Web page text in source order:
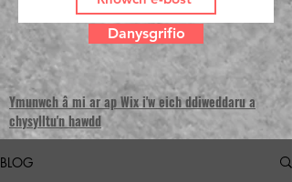
Danysgrifio
Ymunwch â mi ar ap Wix i'w eich ddiweddaru a
chysylltu'n hawdd
BLOG